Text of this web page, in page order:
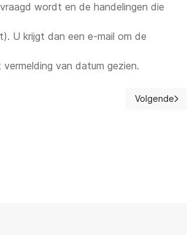
wordt en de handelingen die
U krijgt dan een e-mail om de
van datum gezien.
Volgende
Volgende